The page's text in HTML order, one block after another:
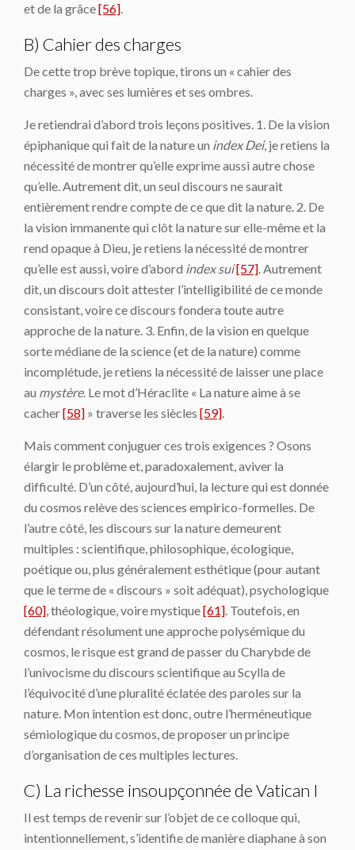
et de la grâce[56].
B) Cahier des charges
De cette trop brève topique, tirons un « cahier des
charges », avec ses lumières et ses ombres.
Je retiendrai d’abord trois leçons positives. 1. De la vision
épiphanique qui fait de la nature un index Dei, je retiens la
nécessité de montrer qu’elle exprime aussi autre chose
qu’elle. Autrement dit, un seul discours ne saurait
entièrement rendre compte de ce que dit la nature. 2. De
la vision immanente qui clôt la nature sur elle-même et la
rend opaque à Dieu, je retiens la nécessité de montrer
qu’elle est aussi, voire d’abord index sui[57]. Autrement
dit, un discours doit attester l’intelligibilité de ce monde
consistant, voire ce discours fondera toute autre
approche de la nature. 3. Enfin, de la vision en quelque
sorte médiane de la science (et de la nature) comme
incomplétude, je retiens la nécessité de laisser une place
au mystère. Le mot d’Héraclite « La nature aime à se
cacher[58] » traverse les siècles [59].
Mais comment conjuguer ces trois exigences ? Osons
élargir le problème et, paradoxalement, aviver la
difficulté. D’un côté, aujourd’hui, la lecture qui est donnée
du cosmos relève des sciences empirico-formelles. De
l’autre côté, les discours sur la nature demeurent
multiples : scientifique, philosophique, écologique,
poétique ou, plus généralement esthétique (pour autant
que le terme de « discours » soit adéquat), psychologique
[60], théologique, voire mystique[61]. Toutefois, en
défendant résolument une approche polysémique du
cosmos, le risque est grand de passer du Charybde de
l’univocisme du discours scientifique au Scylla de
l’équivocité d’une pluralité éclatée des paroles sur la
nature. Mon intention est donc, outre l’herméneutique
sémiologique du cosmos, de proposer un principe
d’organisation de ces multiples lectures.
C) La richesse insoupçonnée de Vatican I
Il est temps de revenir sur l’objet de ce colloque qui,
intentionnellement, s’identifie de manière diaphane à son